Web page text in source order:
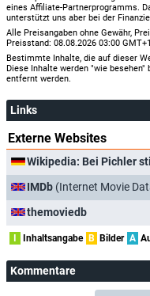
eines Affiliate-Partnerprogramms.
unterstützt uns aber bei der
Alle Preisangaben ohne Gewähr,
Preisstand: 08.08.2026 03:00
Bestimmte Inhalte, die auf dieser
Diese Inhalte werden "wie
entfernt werden.
Links
Externe Websites
Wikipedia: Bei Pichler
IMDb (Internet Movie
themoviedb
I Inhaltsangabe B Bilder A
Kommentare